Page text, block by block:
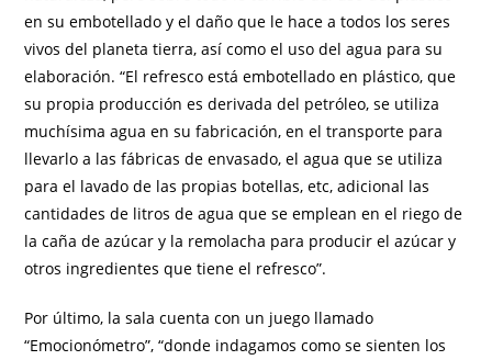
en su embotellado y el daño que le hace a todos los seres
vivos del planeta tierra, así como el uso del agua para su
elaboración. “El refresco está embotellado en plástico, que
su propia producción es derivada del petróleo, se utiliza
muchísima agua en su fabricación, en el transporte para
llevarlo a las fábricas de envasado, el agua que se utiliza
para el lavado de las propias botellas, etc, adicional las
cantidades de litros de agua que se emplean en el riego de
la caña de azúcar y la remolacha para producir el azúcar y
otros ingredientes que tiene el refresco”.
Por último, la sala cuenta con un juego llamado
“Emocionómetro”, “donde indagamos como se sienten los